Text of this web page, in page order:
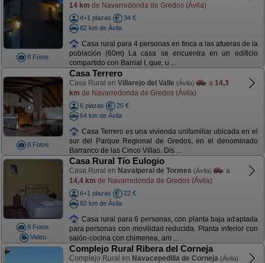
8 Fotos
14 km de Navarredonda de Gredos (Ávila)
4+1 plazas
34 €
82 km de Ávila
Casa rural para 4 personas en finca a las afueras de la
población (60m) La casa se encuentra en un edificio
compartido con Barrial I, que, u ...
8 Fotos
Casa Terrero
Casa Rural en Villarejo del Valle (Ávila) a 14,3
km de Navarredonda de Gredos (Ávila)
6 plazas
25 €
64 km de Ávila
Casa Terrero es una vivienda unifamiliar ubicada en el
sur del Parque Regional de Gredos, en el denominado
Barranco de las Cinco Villas. Dis ...
8 Fotos
Video
Casa Rural Tío Eulogio
Casa Rural en Navalperal de Tormes (Ávila)
a
14,4 km de Navarredonda de Gredos (Ávila)
6+1 plazas
22 €
82 km de Ávila
Casa rural para 6 personas, con planta baja adaptada
para personas con movilidad reducida. Planta inferior con
salón-cocina con chimenea, am ...
Complejo Rural Ribera del Corneja
Complejo Rural en Navacepedilla de Corneja (Ávila)